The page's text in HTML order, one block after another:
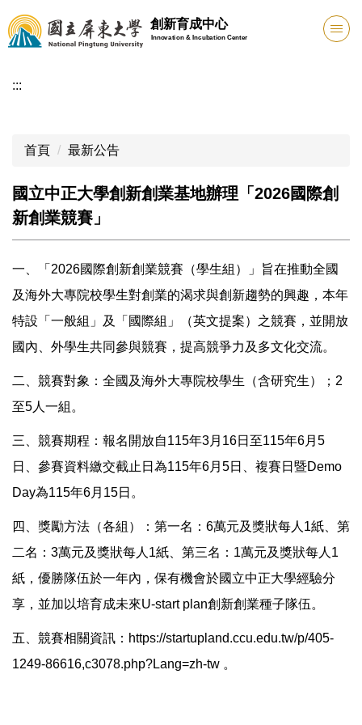
跳
到
主
內
創新育成中心
Innovation & Incubation Center
:::
首頁 最新公告
國立中正大學創新創業基地辦理「2026國際創
新創業競賽」
一、「2026國際創新創業競賽（學生組）」旨在推動全國
及海外大專院校學生對創業的渴求與創新趨勢的興趣，本年
特設「一般組」及「國際組」（英文提案）之競賽，並開放
國內、外學生共同參與競賽，提高競爭力及多文化交流。
二、競賽對象：全國及海外大專院校學生（含研究生）；2
至5人一組。
三、競賽期程：報名開放自115年3月16日至115年6月5
日、參賽資料繳交截止日為115年6月5日、複賽日暨Demo
Day為115年6月15日。
四、獎勵方法（各組）：第一名：6萬元及獎狀每人1紙、第
二名：3萬元及獎狀每人1紙、第三名：1萬元及獎狀每人1
紙，優勝隊伍於一年內，保有機會於國立中正大學經驗分
享，並加以培育成未來U-start plan創新創業種子隊伍。
五、競賽相關資訊：https://startupland.ccu.edu.tw/p/405-
1249-86616,c3078.php?Lang=zh-tw 。